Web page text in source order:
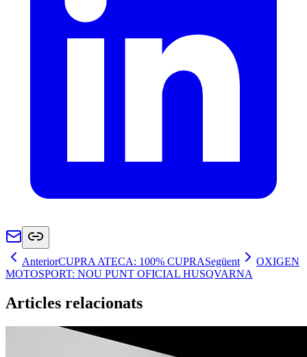
AnteriorCUPRA ATECA: 100% CUPRASegüent
OXIGEN
MOTOSPORT: NOU PUNT OFICIAL HUSQVARNA
Articles relacionats